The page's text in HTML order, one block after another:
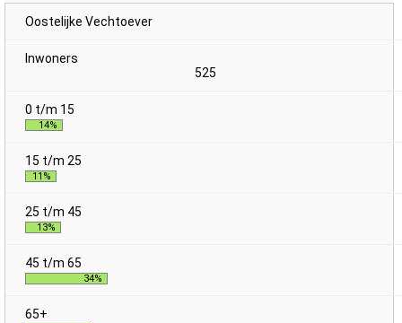
Oostelijke Vechtoever
525
14%
11%
13%
34%